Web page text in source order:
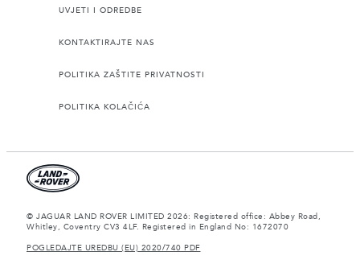
UVJETI I ODREDBE
KONTAKTIRAJTE NAS
POLITIKA ZAŠTITE PRIVATNOSTI
POLITIKA KOLAČIĆA
© JAGUAR LAND ROVER LIMITED 2026: Registered office: Abbey Road,
Whitley, Coventry CV3 4LF. Registered in England No: 1672070
POGLEDAJTE UREDBU (EU) 2020/740 PDF